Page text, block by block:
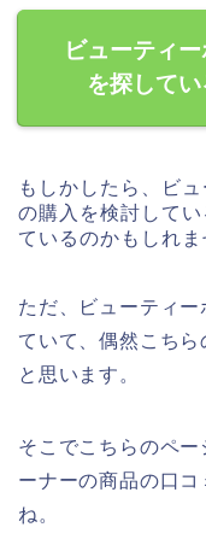
ビューティ
を探して
もしかしたら、ビ
の購入を検討して
ているのかもしれま
ただ、ビューティ
ていて、偶然こち
と思います。
そこでこちらのペ
ーナーの商品の口
ね。